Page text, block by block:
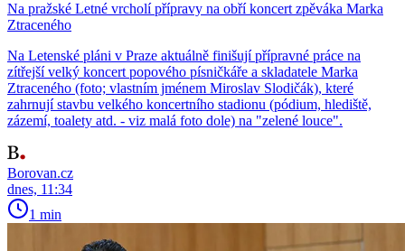
Na pražské Letné vrcholí přípravy na obří koncert zpěváka Marka
Ztraceného
Na Letenské pláni v Praze aktuálně finišují přípravné práce na
zítřejší velký koncert popového písničkáře a skladatele Marka
Ztraceného (foto; vlastním jménem Miroslav Slodičák), které
zahrnují stavbu velkého koncertního stadionu (pódium, hlediště,
zázemí, toalety atd. - viz malá foto dole) na "zelené louce".
Borovan.cz
dnes, 11:34
1 min